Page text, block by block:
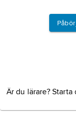
Är du lärare?